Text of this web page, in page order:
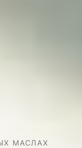
МАСЛАХ